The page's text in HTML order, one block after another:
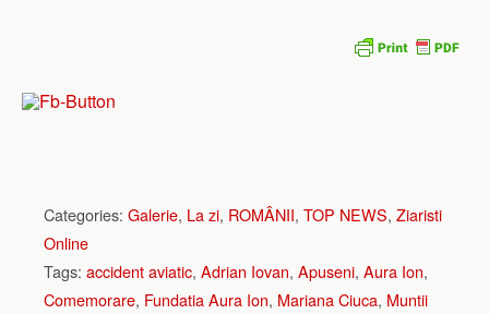
Categories: Galerie, La zi, ROMÂNII, TOP NEWS, Ziaristi
Online
Tags: accident aviatic, Adrian Iovan, Apuseni, Aura Ion,
Comemorare, Fundatia Aura Ion, Mariana Ciuca, Muntii